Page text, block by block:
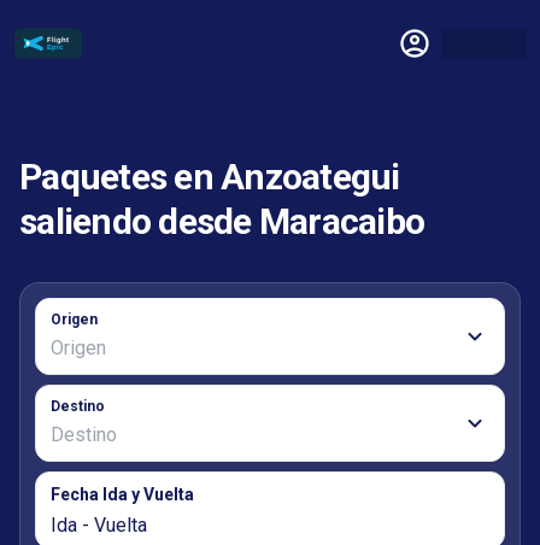
Paquetes en Anzoategui
saliendo desde Maracaibo
Origen
Destino
Fecha Ida y Vuelta
Ida - Vuelta